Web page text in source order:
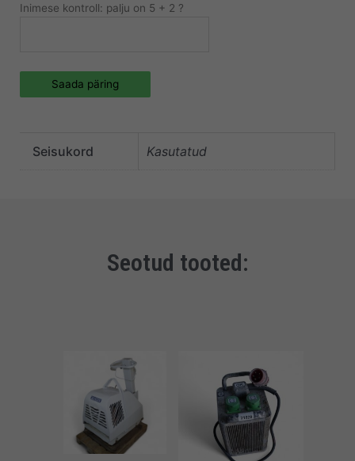
Inimese kontroll: palju on 5 + 2 ?
Saada päring
Seisukord Kasutatud
Seotud tooted: